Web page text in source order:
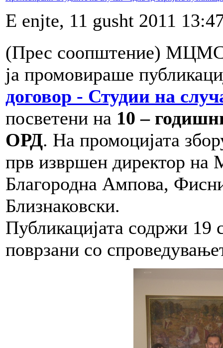
E enjte, 11 gusht 2011
(Прес соопштение) МЦМС,
ја промовираше
договор - Студии на
посветени на 10 –
ОРД. На промоцијата
прв извршен директор
Благородна Ампова,
Близнаковски.
Публикацијата содржи 19
поврзани со